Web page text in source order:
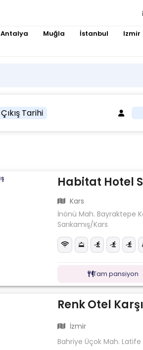
Antalya Muğla İstanbul Izmir
Çıkış Tarihi
Habitat Hotel
Kars
İnönü Mah. Bayraktepe
Sarıkamış/Kars
Tam pansiyon
Renk Otel
İzmir
Bahriye Üçok Mah. Latife